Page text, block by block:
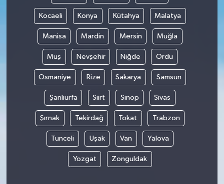
Kocaeli Konya Kütahya Malatya
Manisa Mardin Mersin Muğla
Muş Nevşehir Niğde Ordu
Osmaniye Rize Sakarya Samsun
Şanlıurfa Siirt Sinop Sivas
Şırnak Tekirdağ Tokat Trabzon
Tunceli Uşak Van Yalova
Yozgat Zonguldak